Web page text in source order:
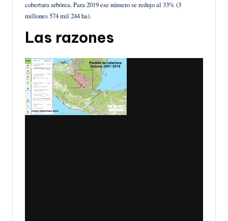
cobertura arbórea. Para 2019 ese número se redujo al 33% (3
millones 574 mil 244 ha).
Las razones